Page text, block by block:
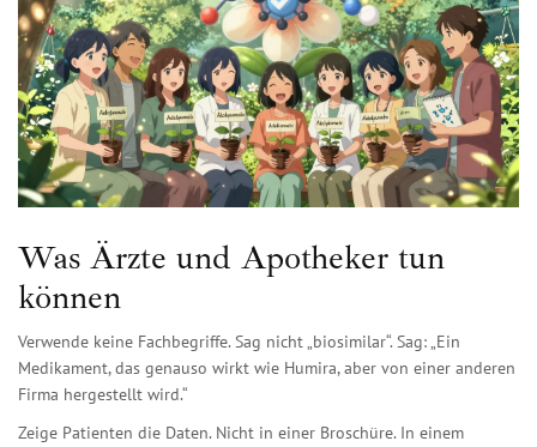
Was Ärzte und Apotheker tun
können
Verwende keine Fachbegriffe. Sag nicht „biosimilar“. Sag: „Ein
Medikament, das genauso wirkt wie Humira, aber von einer anderen
Firma hergestellt wird.“
Zeige Patienten die Daten. Nicht in einer Broschüre. In einem